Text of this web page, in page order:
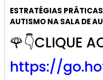
ESTRATÉGIAS
AUTISMO NA SALA DE
🌹👇CLIQUE
https://